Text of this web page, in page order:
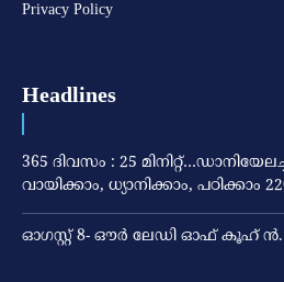
Privacy Policy
Headlines
365 ദിവസം : 25
വായിക്കാം, ധ്യാനിക്കാം, പഠിക്കാം
ഓഗസ്റ്റ് 8- ഔര്‍ ലേഡി ഓഫ് കൂഹ് ന്‍.